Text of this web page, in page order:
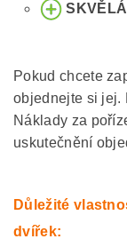
Pokud chcete
objednejte si jej.
Náklady za
uskutečnění
Důležité
dvířek: